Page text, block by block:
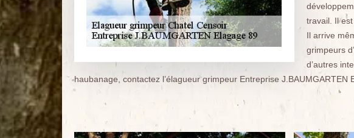
travail. Il
Il arrive
grimpeurs
d’autres
haubanage, contactez l’élagueur grimpeur Entreprise J.BAUMGARTEN